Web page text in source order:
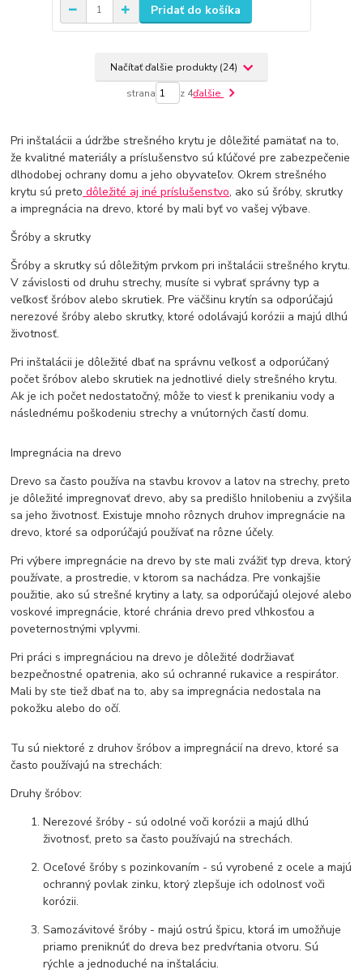
Pridať do košíka
Načítať ďalšie produkty (24)
strana z 4ďalšie
Pri inštalácii a údržbe strešného krytu je dôležité pamätať na to,
že kvalitné materiály a príslušenstvo sú kľúčové pre zabezpečenie
dlhodobej ochrany domu a jeho obyvateľov. Okrem strešného
krytu sú preto dôležité aj iné príslušenstvo, ako sú šróby, skrutky
a impregnácia na drevo, ktoré by mali byť vo vašej výbave.
Šróby a skrutky
Šróby a skrutky sú dôležitým prvkom pri inštalácii strešného krytu.
V závislosti od druhu strechy, musíte si vybrať správny typ a
veľkosť šróbov alebo skrutiek. Pre väčšinu krytín sa odporúčajú
nerezové šróby alebo skrutky, ktoré odolávajú korózii a majú dlhú
životnosť.
Pri inštalácii je dôležité dbať na správnu veľkosť a odporúčaný
počet šróbov alebo skrutiek na jednotlivé diely strešného krytu.
Ak je ich počet nedostatočný, môže to viesť k prenikaniu vody a
následnému poškodeniu strechy a vnútorných častí domu.
Impregnácia na drevo
Drevo sa často používa na stavbu krovov a latov na strechy, preto
je dôležité impregnovať drevo, aby sa predišlo hnilobeniu a zvýšila
sa jeho životnosť. Existuje mnoho rôznych druhov impregnácie na
drevo, ktoré sa odporúčajú používať na rôzne účely.
Pri výbere impregnácie na drevo by ste mali zvážiť typ dreva, ktorý
používate, a prostredie, v ktorom sa nachádza. Pre vonkajšie
použitie, ako sú strešné krytiny a laty, sa odporúčajú olejové alebo
voskové impregnácie, ktoré chránia drevo pred vlhkosťou a
poveternostnými vplyvmi.
Pri práci s impregnáciou na drevo je dôležité dodržiavať
bezpečnostné opatrenia, ako sú ochranné rukavice a respirátor.
Mali by ste tiež dbať na to, aby sa impregnácia nedostala na
pokožku alebo do očí.
Tu sú niektoré z druhov šróbov a impregnácií na drevo, ktoré sa
často používajú na strechách:
Druhy šróbov:
Nerezové šróby - sú odolné voči korózii a majú dlhú
životnosť, preto sa často používajú na strechách.
Oceľové šróby s pozinkovaním - sú vyrobené z ocele a majú
ochranný povlak zinku, ktorý zlepšuje ich odolnosť voči
korózii.
Samozávitové šróby - majú ostrú špicu, ktorá im umožňuje
priamo preniknúť do dreva bez predvŕtania otvoru. Sú
rýchle a jednoduché na inštaláciu.